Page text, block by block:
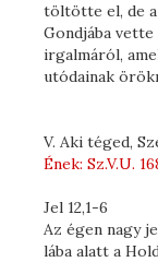
töltötte el, de
Gondjába
irgalmáról,
utódainak
V. Aki téged,
Ének: Sz.V.U.
Jel 12,1-6
Az égen nagy
lába alatt a